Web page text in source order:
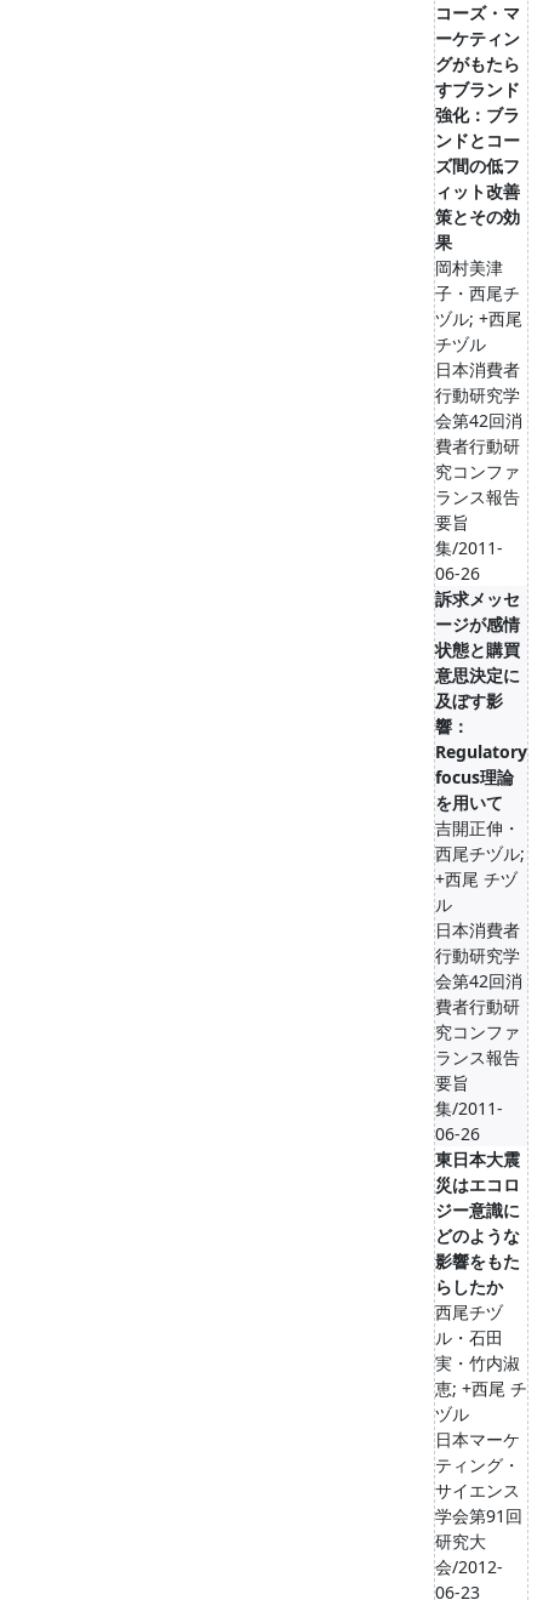
コーズ・マ
ーケティン
グがもたら
すブランド
強化：ブラ
ンドとコー
ズ間の低フ
ィット改善
策とその効
果
岡村美津
子・西尾チ
ヅル; +西尾
チヅル
日本消費者
行動研究学
会第42回消
費者行動研
究コンファ
ランス報告
要旨
集/2011-
06-26
訴求メッセ
ージが感情
状態と購買
意思決定に
及ぼす影
響：
Regulatory
focus理論
を用いて
吉開正伸・
西尾チヅル;
+西尾 チヅ
ル
日本消費者
行動研究学
会第42回消
費者行動研
究コンファ
ランス報告
要旨
集/2011-
06-26
東日本大震
災はエコロ
ジー意識に
どのような
影響をもた
らしたか
西尾チヅ
ル・石田
実・竹内淑
恵; +西尾 チ
ヅル
日本マーケ
ティング・
サイエンス
学会第91回
研究大
会/2012-
06-23